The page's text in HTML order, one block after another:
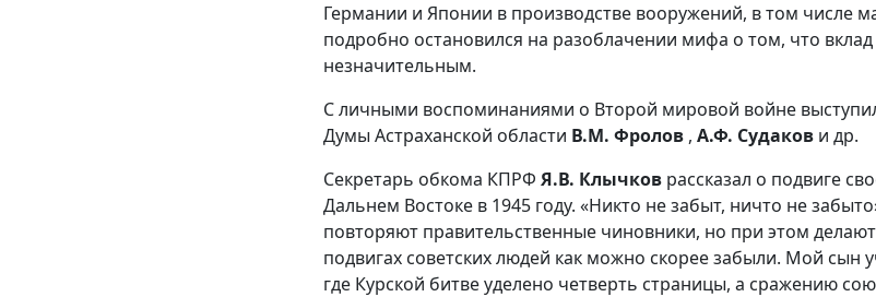
Германии и Японии в производстве вооружений, в том числе
подробно остановился на разоблачении мифа о том, что
незначительным.
С личными воспоминаниями о Второй мировой войне
Думы Астраханской области В.М. Фролов , А.Ф. Судаков и др.
Секретарь обкома КПРФ Я.В. Клычков рассказал о подвиге
Дальнем Востоке в 1945 году. «Никто не забыт, ничто не
повторяют правительственные чиновники, но при этом
подвигах советских людей как можно скорее забыли. Мой сын
где Курской битве уделено четверть страницы, а сражению